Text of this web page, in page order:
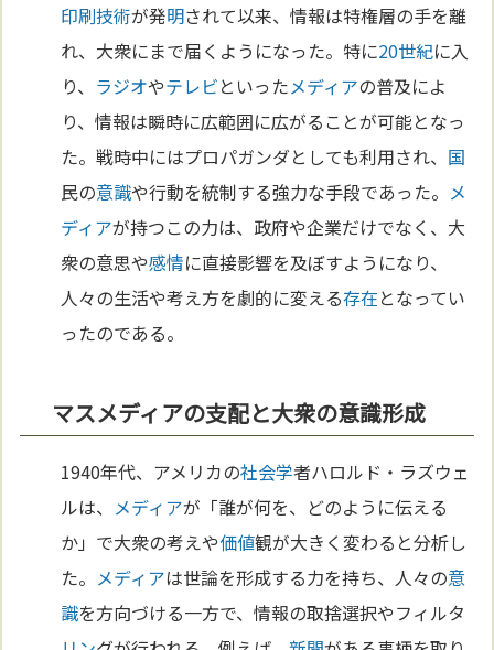
印刷技術が発明されて以来、情報は特権層の手を離
れ、大衆にまで届くようになった。特に20世紀に入
り、 ラジオやテレビといったメディアの普及によ
り、情報は瞬時に広範囲に広がることが可能となっ
た。戦時中にはプロパガンダとしても利用され、 国
民の意識や行動を統制する強力な手段であった。 メ
ディアが持つこの力は、政府や企業だけでなく、大
衆の意思や感情に直接影響を及ぼすようになり、
人々の生活や考え方を劇的に変える存在となってい
ったのである。
マスメディアの支配と大衆の意識形成
1940年代、アメリカの社会学者ハロルド・ラズウェ
ルは、 メディアが「誰が何を、どのように伝える
か」で大衆の考えや価値観が大きく変わると分析し
た。 メディアは世論を形成する力を持ち、人々の意
識を方向づける一方で、情報の取捨選択やフィルタ